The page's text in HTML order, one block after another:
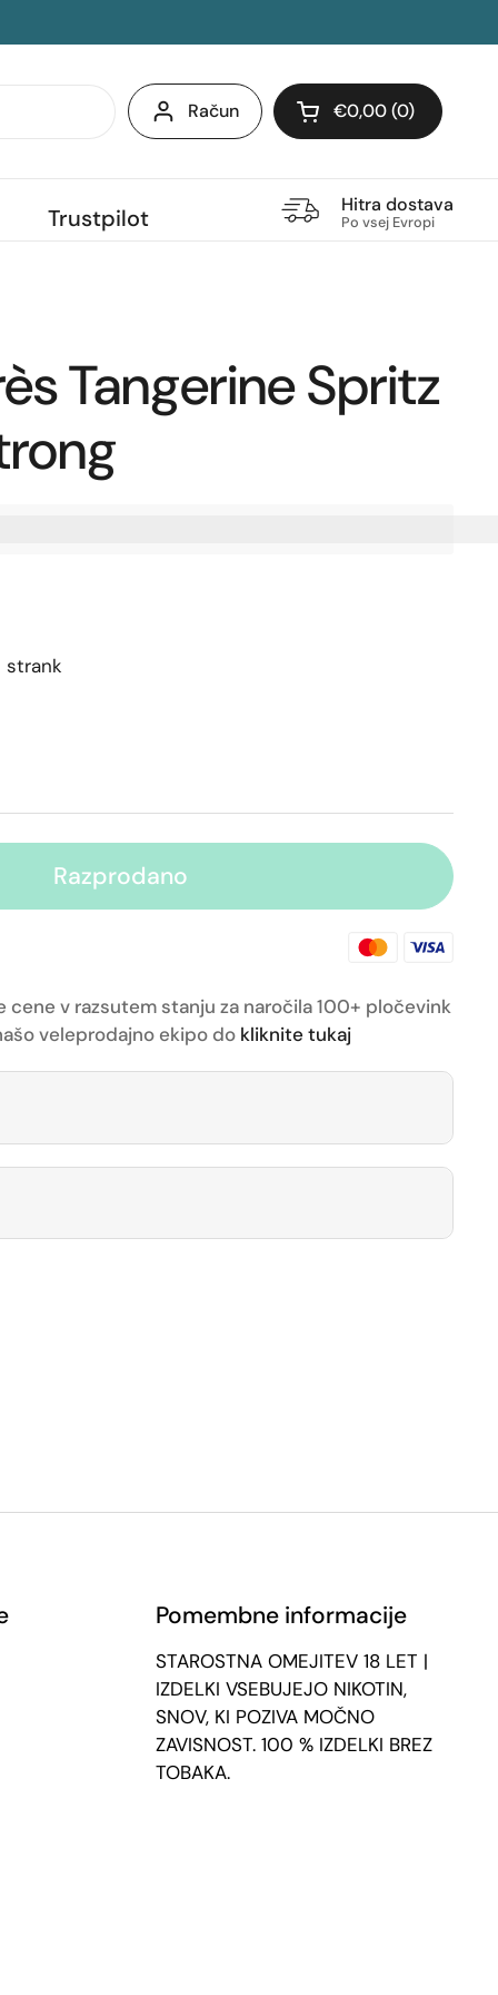
Račun Odpri voziček
€0,00 0
Trustpilot Hitra dostava
Po vsej Evropi
Tangerine Spritz
strank
Razprodano
cene v razsutem stanju za naročila 100+ pločevink
veleprodajno ekipo do kliknite tukaj
Pomembne informacije
STAROSTNA OMEJITEV 18 LET |
IZDELKI VSEBUJEJO NIKOTIN,
SNOV, KI POZIVA MOČNO
ZAVISNOST. 100 % IZDELKI BREZ
TOBAKA.